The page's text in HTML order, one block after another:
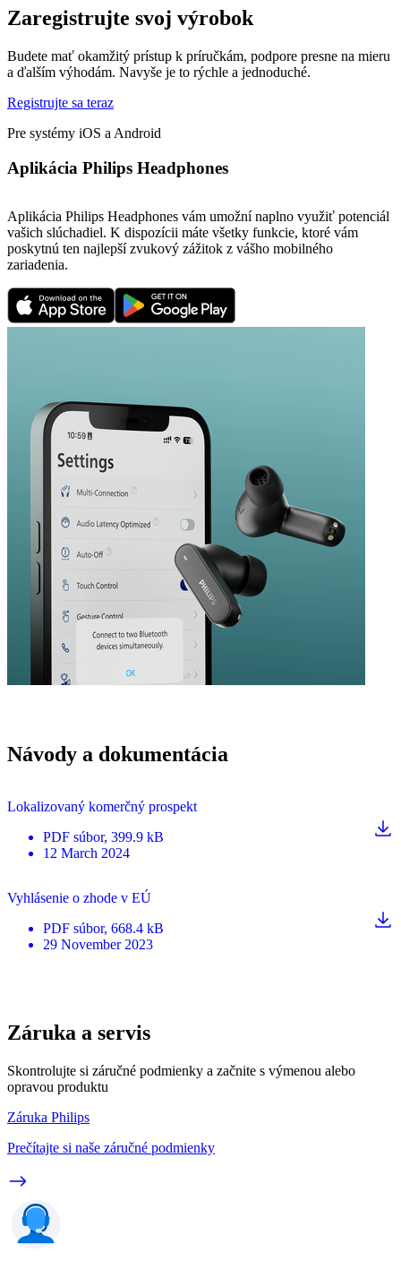
Zaregistrujte svoj výrobok
Budete mať okamžitý prístup k príručkám, podpore presne na mieru
a ďalším výhodám. Navyše je to rýchle a jednoduché.
Registrujte sa teraz
Pre systémy iOS a Android
Aplikácia Philips Headphones
Aplikácia Philips Headphones vám umožní naplno využiť potenciál
vašich slúchadiel. K dispozícii máte všetky funkcie, ktoré vám
poskytnú ten najlepší zvukový zážitok z vášho mobilného
zariadenia.
Návody a dokumentácia
Lokalizovaný komerčný prospekt
PDF súbor, 399.9 kB
12 March 2024
Vyhlásenie o zhode v EÚ
PDF súbor, 668.4 kB
29 November 2023
Záruka a servis
Skontrolujte si záručné podmienky a začnite s výmenou alebo
opravou produktu
Záruka Philips
Prečítajte si naše záručné podmienky